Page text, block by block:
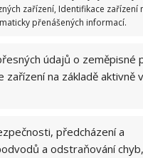
zařízení, Identifikace zařízení
přenášených informací.
údajů o zeměpisné
zařízení na základě aktivně
předcházení a
a odstraňování chyb,